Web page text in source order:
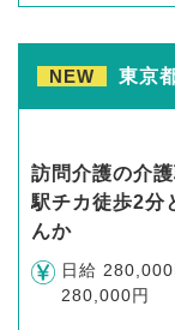
NEW 東京
訪問介護の介
駅チカ徒歩2分
んか
日給 280,000
280,000円